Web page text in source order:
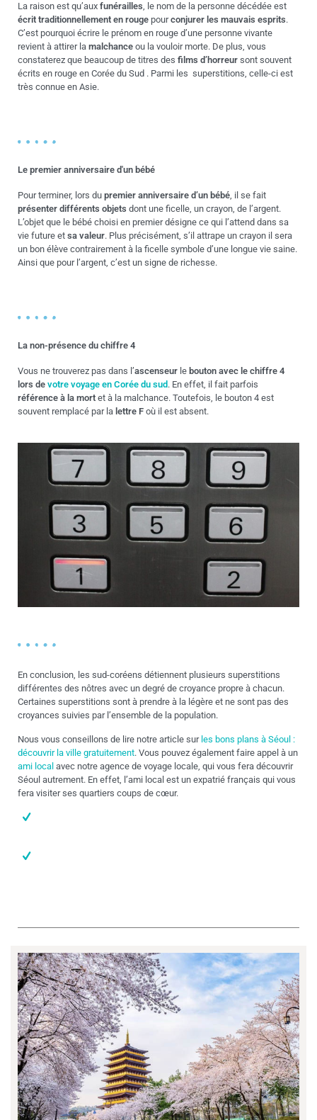
La raison est qu’aux funérailles, le nom de la personne décédée est
écrit traditionnellement en rouge pourconjurer les mauvais esprits.
C’est pourquoi écrire le prénom en rouge d’une personne vivante
revient à attirer la malchance ou la vouloir morte. De plus, vous
constaterez que beaucoup de titres des films d’horreur sont souvent
écrits en rouge en Corée du Sud . Parmi les superstitions, celle-ci est
très connue en Asie.
Le premier anniversaire d'un bébé
Pour terminer, lors du premier anniversaire d’un bébé, il se fait
présenter différents objets dont une ficelle, un crayon, de l’argent.
L’objet que le bébé choisi en premier désigne ce qui l’attend dans sa
vie future et sa valeur. Plus précisément, s’il attrape un crayon il sera
un bon élève contrairement à la ficelle symbole d’une longue vie saine.
Ainsi que pour l’argent, c’est un signe de richesse.
La non-présence du chiffre 4
Vous ne trouverez pas dans l’ascenseur le bouton avec le chiffre 4
lors de votre voyage en Corée du sud . En effet, il fait parfois
référence à la mort et à la malchance. Toutefois, le bouton 4 est
souvent remplacé par la lettre F où il est absent.
En conclusion, les sud-coréens détiennent plusieurs superstitions
différentes des nôtres avec un degré de croyance propre à chacun.
Certaines superstitions sont à prendre à la légère et ne sont pas des
croyances suivies par l’ensemble de la population.
Nous vous conseillons de lire notre article sur les bons plans à Séoul :
découvrir la ville gratuitement. Vous pouvez également faire appel à un
ami local avec notre agence de voyage locale, qui vous fera découvrir
Séoul autrement. En effet, l’ami local est un expatrié français qui vous
fera visiter ses quartiers coups de cœur.